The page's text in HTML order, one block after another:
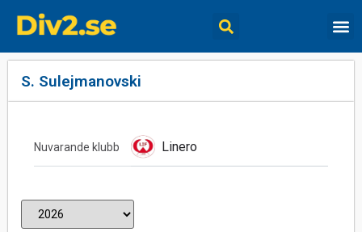
S. Sulejmanovski
Nuvarande klubb Linero